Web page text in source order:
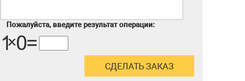
Пожалуйста, введите результат операции: